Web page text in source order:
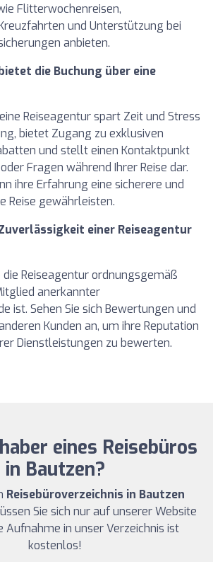
Flitterwochenreisen,
und Unterstützung bei
anbieten.
die Buchung über eine
Reiseagentur spart Zeit und Stress
bietet Zugang zu exklusiven
und stellt einen Kontaktpunkt
Fragen während Ihrer Reise dar.
ihre Erfahrung eine sicherere und
Reise gewährleisten.
einer Reiseagentur
die Reiseagentur ordnungsgemäß
anerkannter
ist. Sehen Sie sich Bewertungen und
Kunden an, um ihre Reputation
Dienstleistungen zu bewerten.
eines Reisebüros
in Bautzen?
Reisebüroverzeichnis in Bautzen
Sie sich nur auf unserer Website
Aufnahme in unser Verzeichnis ist
kostenlos!